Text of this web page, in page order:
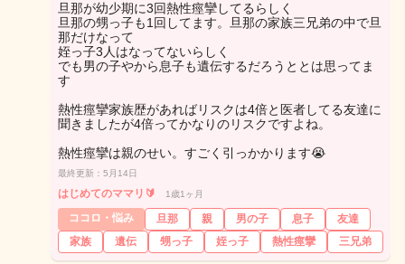
旦那が幼少期に3回熱性痙攣してるらしく
旦那の甥っ子も1回してます。旦那の家族三兄弟の中で旦
那だけなって
姪っ子3人はなってないらしく
でも男の子やから息子も遺伝するだろうととは思ってま
す
熱性痙攣家族歴があればリスクは4倍と医者してる友達に
聞きましたが4倍ってかなりのリスクですよね。
熱性痙攣は親のせい。すごく引っかかります😭
最終更新：5月14日
はじめてのママリ🔰 1歳1ヶ月
ココロ・悩み 旦那 親 男の子 息子
友達
家族
遺伝 甥っ子 姪っ子 熱性痙攣 三兄弟